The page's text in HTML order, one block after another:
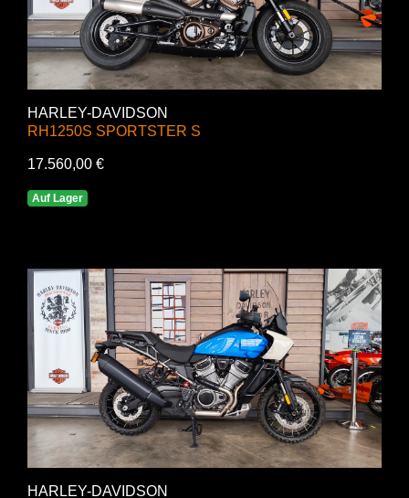
HARLEY-DAVIDSON
RH1250S SPORTSTER S
17.560,00 €
Auf Lager
HARLEY-DAVIDSON